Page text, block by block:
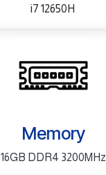
Memory
16GB DDR4 3200MHz